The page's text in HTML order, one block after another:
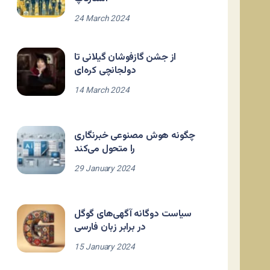
24 March 2024
از جشن گازفوشان گیلانی تا
دولجانچی کره‌ای
14 March 2024
چگونه هوش مصنوعی خبرنگاری
را متحول می‌کند
29 January 2024
سیاست دوگانه آگهی‌های گوگل
در برابر زبان فارسی
15 January 2024